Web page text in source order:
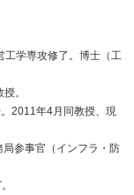
工学専攻修了。博士（工
。
2011年4月同教授、現
参事官（インフラ・防